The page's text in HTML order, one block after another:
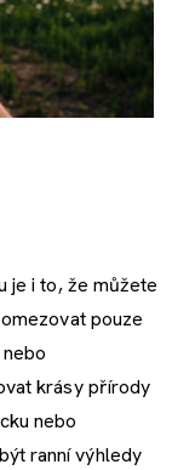
je i to, že můžete
pouze
krásy přírody
nebo
ranní výhledy